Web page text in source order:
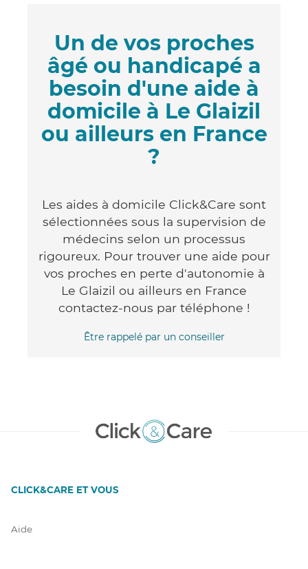
Un de vos proches
âgé ou handicapé a
besoin d'une aide à
domicile à Le Glaizil
ou ailleurs en France
?
Les aides à domicile Click&Care sont
sélectionnées sous la supervision de
médecins selon un processus
rigoureux. Pour trouver une aide pour
vos proches en perte d'autonomie à
Le Glaizil ou ailleurs en France
contactez-nous par téléphone !
Être rappelé par un conseiller
CLICK&CARE ET VOUS
Aide